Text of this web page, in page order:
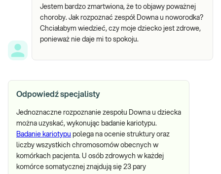
Jestem bardzo zmartwiona, że to objawy poważnej
choroby. Jak rozpoznać zespół Downa u noworodka?
Chciałabym wiedzieć, czy moje dziecko jest zdrowe,
ponieważ nie daje mi to spokoju.
Odpowiedź specjalisty
Jednoznaczne rozpoznanie zespołu Downa u dziecka
można uzyskać, wykonując badanie kariotypu.
Badanie kariotypu polega na ocenie struktury oraz
liczby wszystkich chromosomów obecnych w
komórkach pacjenta. U osób zdrowych w każdej
komórce somatycznej znajdują się 23 pary